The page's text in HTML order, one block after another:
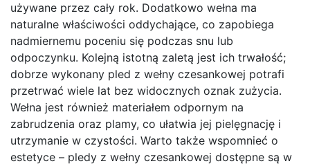
używane przez cały rok. Dodatkowo wełna ma
naturalne właściwości oddychające, co zapobiega
nadmiernemu poceniu się podczas snu lub
odpoczynku. Kolejną istotną zaletą jest ich trwałość;
dobrze wykonany pled z wełny czesankowej potrafi
przetrwać wiele lat bez widocznych oznak zużycia.
Wełna jest również materiałem odpornym na
zabrudzenia oraz plamy, co ułatwia jej pielęgnację i
utrzymanie w czystości. Warto także wspomnieć o
estetyce – pledy z wełny czesankowej dostępne są w